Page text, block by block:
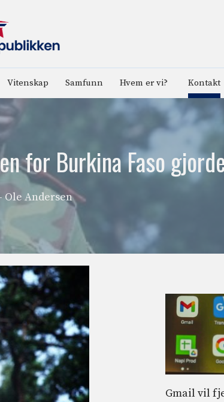
Vitenskap Samfunn Hvem er vi? Kontakt
for Burkina Faso
- Ole Andersen
Gmail vil